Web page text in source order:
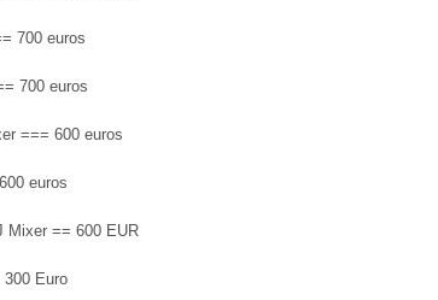
700 euros
700 euros
=== 600 euros
euros
Mixer == 600 EUR
Euro